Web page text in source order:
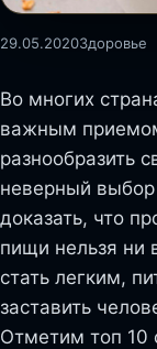
29.05.2020Здоровье
Во многих
важным
разнообразить
неверный
доказать, что
пищи нельзя ни
стать легким,
заставить
Отметим топ 10